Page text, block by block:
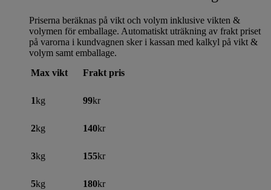
Priserna beräknas på vikt och volym inklusive vikten &
volymen för emballage. Automatiskt uträkning av frakt priset
på varorna i kundvagnen sker i kassan med kalkyl på vikt &
volym samt emballage.
Max vikt
Frakt pris
1kg 99kr
2kg 140kr
3kg 155kr
5kg 180kr